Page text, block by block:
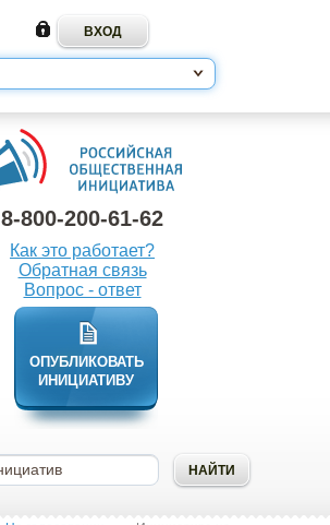
8-800-200-61-62
Как это работает?
Обратная связь
Вопрос - ответ
ОПУБЛИКОВАТЬ
ИНИЦИАТИВУ